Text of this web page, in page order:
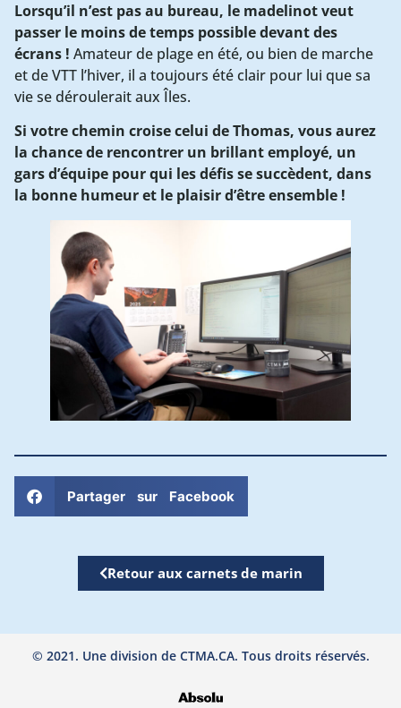
Lorsqu’il n’est pas au bureau, le madelinot veut
passer le moins de temps possible devant des
écrans ! Amateur de plage en été, ou bien de marche
et de VTT l’hiver, il a toujours été clair pour lui que sa
vie se déroulerait aux Îles.
Si votre chemin croise celui de Thomas, vous aurez
la chance de rencontrer un brillant employé, un
gars d’équipe pour qui les défis se succèdent, dans
la bonne humeur et le plaisir d’être ensemble !
Partager sur Facebook
Retour aux carnets de marin
© 2021. Une division de CTMA.CA. Tous droits réservés.